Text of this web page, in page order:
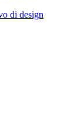
di design